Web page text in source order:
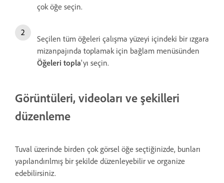
çok öğe seçin.
Seçilen tüm öğeleri çalışma yüzeyi içindeki bir ızgara
mizanpajında toplamak için bağlam menüsünden
Öğeleri topla'yı seçin.
Görüntüleri, videoları ve şekilleri
düzenleme
Tuval üzerinde birden çok görsel öğe seçtiğinizde, bunları
yapılandırılmış bir şekilde düzenleyebilir ve organize
edebilirsiniz.